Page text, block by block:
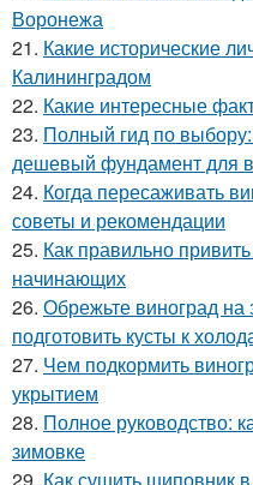
Воронежа
21. Какие исторические
Калининградом
22. Какие интересные
23. Полный гид по
дешевый фундамент для
24. Когда пересаживать
советы и рекомендации
25. Как правильно
начинающих
26. Обрежьте виноград на
подготовить кусты к
27. Чем подкормить
укрытием
28. Полное руководство:
зимовке